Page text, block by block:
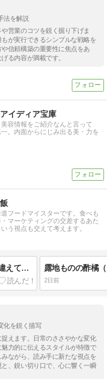
法を解説
営業のコツを鋭く掘り下げま
が実行できるシンプルな戦略を
信頼構築の重要性に焦点をあ
る内容が満載です。
イディア宝庫
容情報をご紹介なんと言って
。内面からにじみ出る美・力を
フードマイスターです。食べも
マーケティングの交差するあた
う視点も交えて考えます。
葉の裏に隠れていたレモンを間違えて剪定 露地ものの酢橘
2日前
化を鋭く描写
えます。日常のささやかな変化
力的に伝えるスタイルが特徴で
ながら、読み手に新たな視点を
、鋭い切り口で、心に響く一瞬